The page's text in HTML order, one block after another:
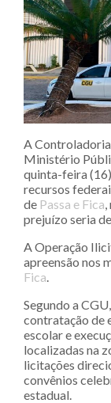
A
Ministério
quinta-feira
recursos
de Passa e Fica
prejuízo seria
A Operação
apreensão nos
Fica.
Segundo a
contratação de
escolar e
localizadas na
licitações
convênios
estadual.